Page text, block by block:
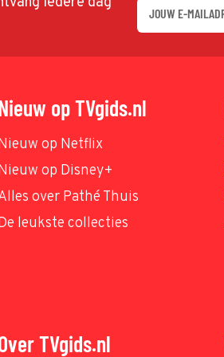
op TVgids.nl
op Netflix
op Disney+
over Pathé Thuis
leukste collecties
TVgids.nl